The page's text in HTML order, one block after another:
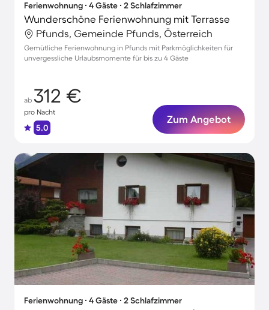
Ferienwohnung ∙ 4 Gäste ∙ 2 Schlafzimmer
Wunderschöne Ferienwohnung mit Terrasse
Pfunds, Gemeinde Pfunds, Österreich
Gemütliche Ferienwohnung in Pfunds mit Parkmöglichkeiten für
unvergessliche Urlaubsmomente für bis zu 4 Gäste
ab 312 €
pro Nacht
5.0
Zum Angebot
Ferienwohnung ∙ 4 Gäste ∙ 2 Schlafzimmer